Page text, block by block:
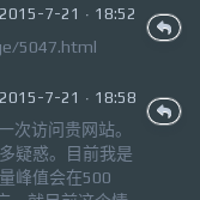
2015-7-21 · 18:52
5047.html
2015-7-21 · 18:58
次访问贵网站。
疑惑。目前我是
峰值会在500